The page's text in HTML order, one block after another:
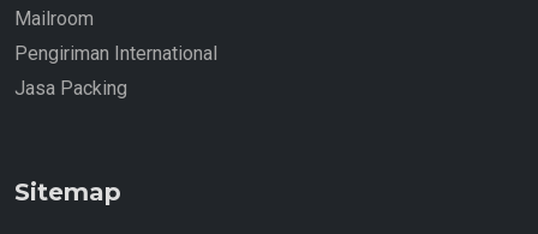
Mailroom
Pengiriman International
Jasa Packing
Sitemap